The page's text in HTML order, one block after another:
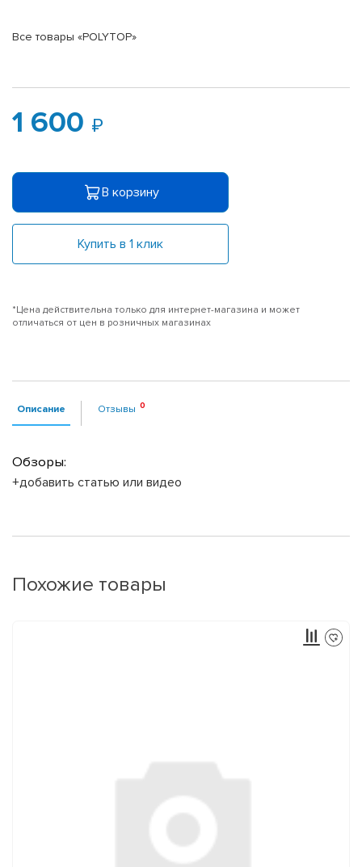
Все товары «POLYTOP»
1 600
В корзину
Купить в 1 клик
*Цена действительна только для интернет-магазина и может
отличаться от цен в розничных магазинах
Описание Отзывы
Обзоры:
+добавить статью или видео
Похожие товары